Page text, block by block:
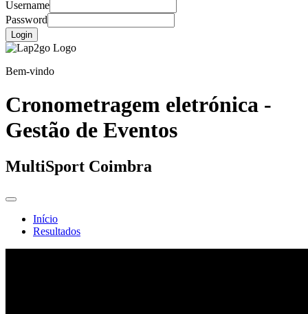
Username
Password
Login
Bem-vindo
Cronometragem eletrónica -
Gestão de Eventos
MultiSport Coimbra
Início
Resultados